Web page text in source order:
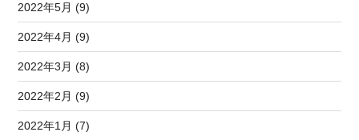
2022年5月 (9)
2022年4月 (9)
2022年3月 (8)
2022年2月 (9)
2022年1月 (7)